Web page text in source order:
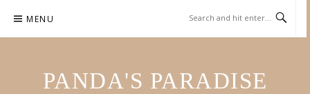
content
MENU
PANDA'S PARADISE